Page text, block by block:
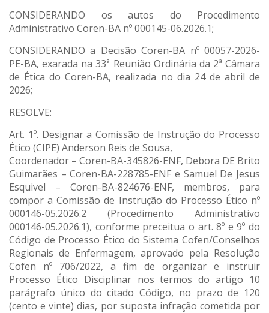
CONSIDERANDO os autos do Procedimento
Administrativo Coren-BA nº 000145-06.2026.1;
CONSIDERANDO a Decisão Coren-BA nº 00057-2026-
PE-BA, exarada na 33ª Reunião Ordinária da 2ª Câmara
de Ética do Coren-BA, realizada no dia 24 de abril de
2026;
RESOLVE:
Art. 1º. Designar a Comissão de Instrução do Processo
Ético (CIPE) Anderson Reis de Sousa,
Coordenador – Coren-BA-345826-ENF, Debora DE Brito
Guimarães – Coren-BA-228785-ENF e Samuel De Jesus
Esquivel – Coren-BA-824676-ENF, membros, para
compor a Comissão de Instrução do Processo Ético nº
000146-05.2026.2 (Procedimento Administrativo
000146-05.2026.1), conforme preceitua o art. 8º e 9º do
Código de Processo Ético do Sistema Cofen/Conselhos
Regionais de Enfermagem, aprovado pela Resolução
Cofen nº 706/2022, a fim de organizar e instruir
Processo Ético Disciplinar nos termos do artigo 10
parágrafo único do citado Código, no prazo de 120
(cento e vinte) dias, por suposta infração cometida por